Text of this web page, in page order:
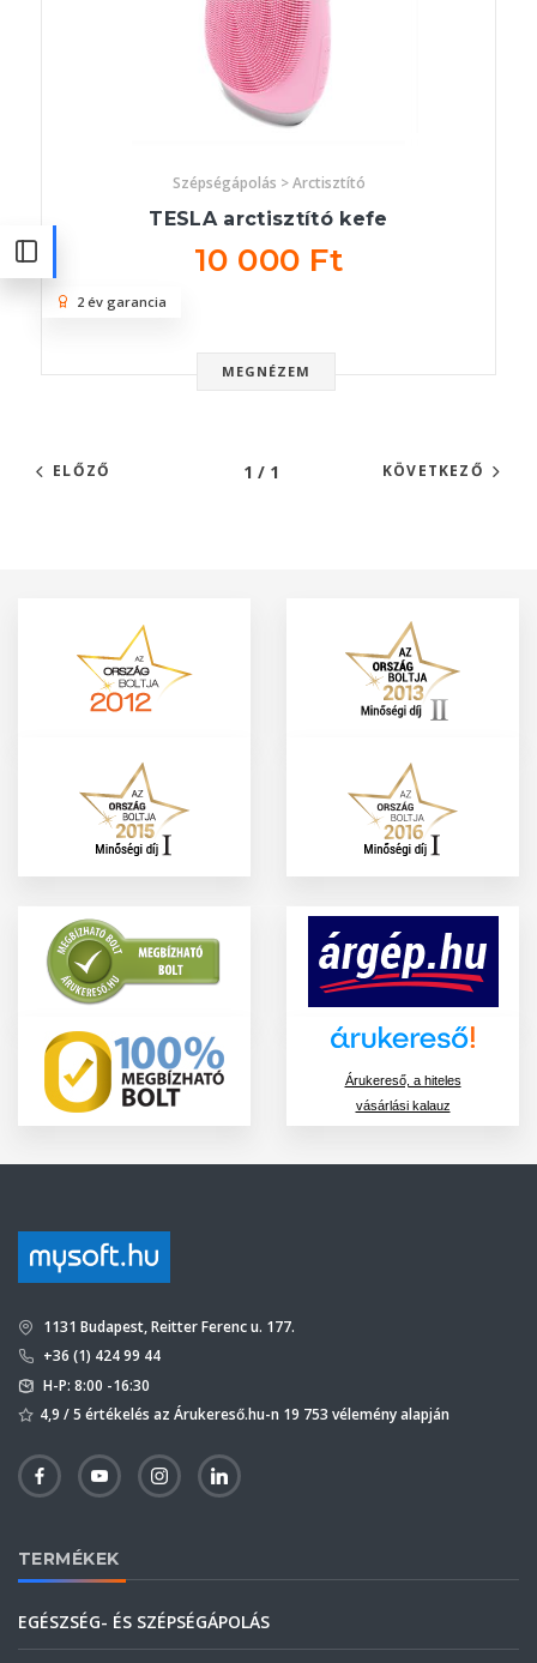
Szépségápolás > Arctisztító
TESLA arctisztító kefe
10 000 Ft
MEGNÉZEM
2 év garancia
ELŐZŐ 1 / 1 KÖVETKEZŐ
Árukereső, a hiteles
vásárlási kalauz
1131 Budapest, Reitter Ferenc u. 177.
+36 (1) 424 99 44
H-P: 8:00 -16:30
4,9 / 5 értékelés az Árukereső.hu-n 19 753 vélemény alapján
TERMÉKEK
EGÉSZSÉG- ÉS SZÉPSÉGÁPOLÁS